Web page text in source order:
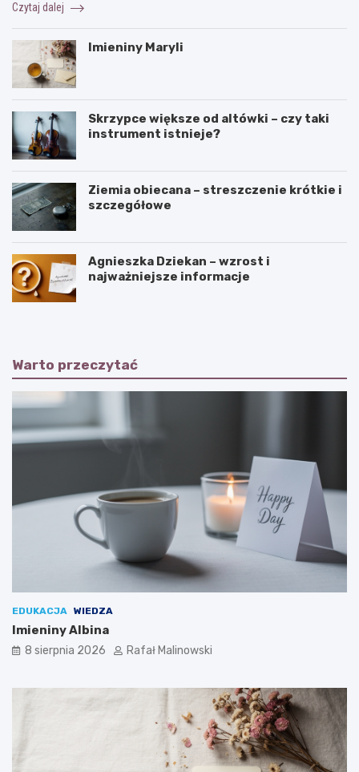
Czytaj dalej
Imieniny Maryli
Skrzypce większe od altówki – czy taki
instrument istnieje?
Ziemia obiecana – streszczenie krótkie i
szczegółowe
Agnieszka Dziekan – wzrost i
najważniejsze informacje
Warto przeczytać
EDUKACJA WIEDZA
Imieniny Albina
8 sierpnia 2026 Rafał Malinowski